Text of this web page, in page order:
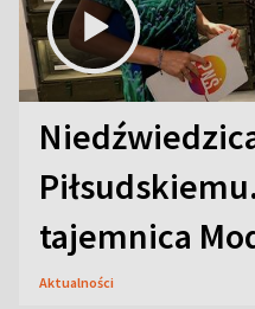
tajemnica
Aktualności